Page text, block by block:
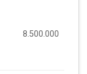
8.500.000